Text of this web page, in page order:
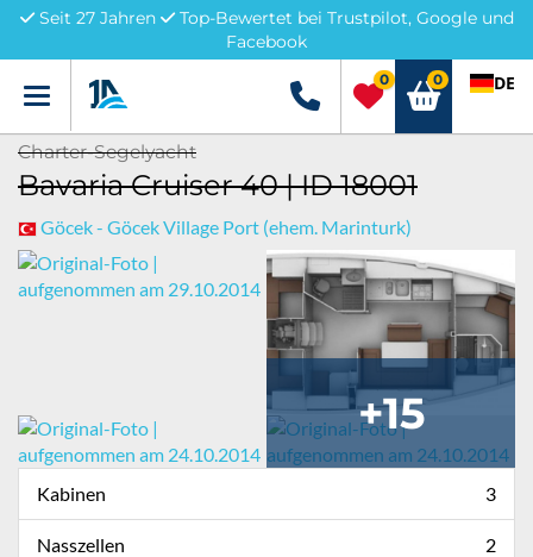
Seit 27 Jahren
Top-Bewertet bei Trustpilot, Google und
Facebook
Menü +49 5741 3222690
0 0 DE
Charter-Segelyacht
Bavaria Cruiser 40 | ID 18001
Göcek - Göcek Village Port (ehem. Marinturk)
+15
Kabinen 3
Nasszellen 2